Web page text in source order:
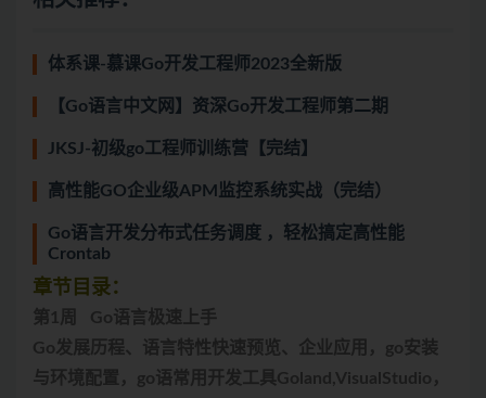
体系课-慕课Go开发工程师2023全新版
【Go语言中文网】资深Go开发工程师第二期
JKSJ-初级go工程师训练营【完结】
高性能GO企业级APM监控系统实战（完结）
Go语言开发分布式任务调度 ，轻松搞定高性能
Crontab
章节目录：
第1周 Go语言极速上手
Go发展历程、语言特性快速预览、企业应用，go安装
与环境配置，go语常用开发工具Goland,VisualStudio，